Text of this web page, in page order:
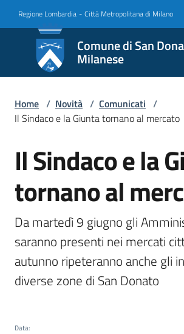
Regione Lombardia - Città Metropolitana di Milano
Comune di San
Milanese
Comune
di San
Donato
Milanese
Amministrazione
Novità
Menu selezionato
Servizi
Vivere
San
Donato
Home / Novità / Comunicati /
Il Sindaco e la Giunta tornano al mercato
Salta al contenuto
Il Sindaco e la
tornano al
Da martedì 9 giugno gli
saranno presenti nei mercati
autunno ripeteranno anche gli
diverse zone di San Donato
Data: